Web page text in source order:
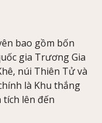
bao gồm bốn
gia Trương Gia
núi Thiên Tử và
là Khu thắng
tích lên đến